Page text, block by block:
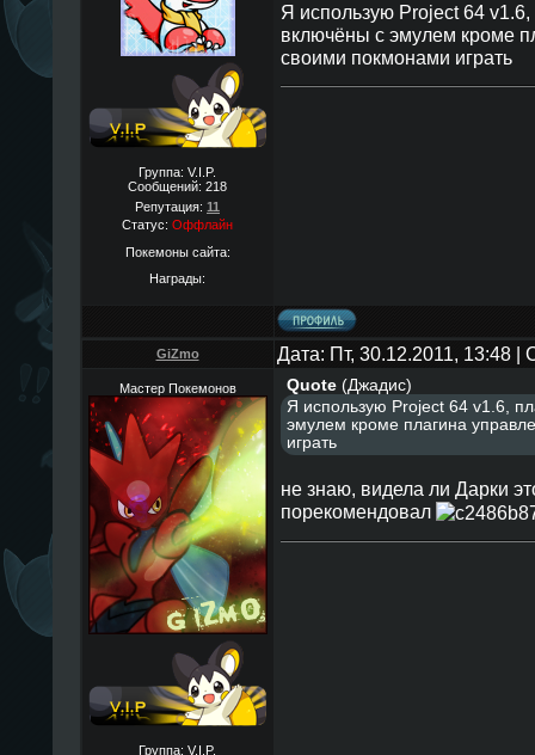
Группа: V.I.P.
Сообщений: 218
Репутация: 11
Статус: Оффлайн
Покемоны сайта:
Награды:
Я иcпользую Project 64 v1.6,
включёны c эмулем кроме
cвоими покмонами играть
GiZmo Дата: Пт, 30.12.2011, 13:48
Мастер Покемонов
Группа: V.I.P.
Quote(Джадис)
Я иcпользую Project 64 v1.6,
эмулем кроме плагина
играть
не знаю, видела ли Дарки
порекомендовал